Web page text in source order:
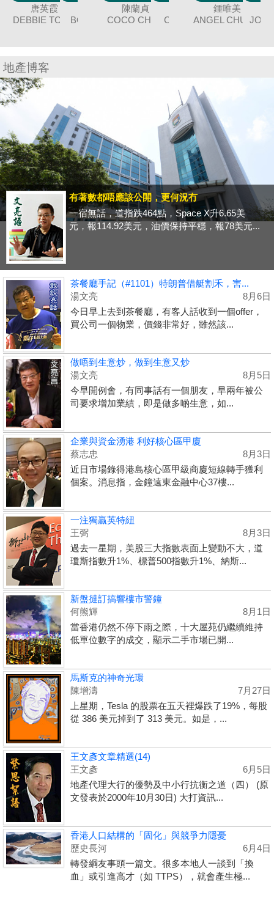
冼嘉臻
BORIS SIN
黃美英
MAGGIE
廖細鳳
SISI LIAO
聶美玲
MAY NIP
唐英霞
DEBBIE TONG
連愛玲
ELIZA LIN
謝愛珍
JUNE TSE
吳美美
MEI NG
袁月明
MING YUAN
陳蘭貞
COCO CHAN
蔡秀晶
CRYSTAL
余志雄
JIMMY YU
張明成
RICAR
潘笑霞
TINA POON
BILLY LAU
伍志達
TAT NG
鍾唯美
ANGEL CHUNG
童麗珍
JOEY TONG
地產博客
有著數都唔應該公開，更何況冇
一宿無話，道指跌464點，Space X升6.65美
元，報114.92美元，油價保持平穩，報78美元...
茶餐廳手記（#1101）特朗普借艇割禾，害...
湯文亮
8月6日
今日早上去到茶餐廳，有客人話收到一個offer，
買公司一個物業，價錢非常好，雖然該...
做唔到生意炒，做到生意又炒
湯文亮
8月5日
今早開例會，有同事話有一個朋友，早兩年被公
司要求增加業績，即是做多啲生意，如...
企業與資金湧港 利好核心區甲廈
蔡志忠
8月3日
近日市場錄得港島核心區甲級商廈短線轉手獲利
個案。消息指，金鐘遠東金融中心37樓...
一注獨贏英特紐
王弼
8月3日
過去一星期，美股三大指數表面上變動不大，道
瓊斯指數升1%、標普500指數升1%、納斯...
新盤撻訂搞響樓市警鐘
何熊輝
8月1日
當香港仍然不停下雨之際，十大屋苑仍繼續維持
低單位數字的成交，顯示二手市場已開...
馬斯克的神奇光環
陳增濤
7月27日
上星期，Tesla 的股票在五天裡爆跌了19%，每股
從 386 美元掉到了 313 美元。如是，...
王文彥文章精選(14)
王文彥
6月5日
地產代理大行的優勢及中小行抗衡之道（四） (原
文發表於2000年10月30日) 大打資訊...
香港人口結構的「固化」與競爭力隱憂
歷史長河
6月4日
轉發綱友事頭一篇文。很多本地人一談到「換
血」或引進高才（如 TTPS），就會產生極...